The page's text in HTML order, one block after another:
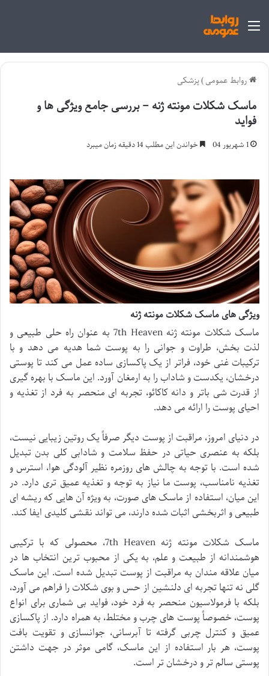
منو
روابط عمومی)پزشکی
ماسک شکلات مونته ژنه – بررسی جامع ویژگی ها و
فواید
1 شهریور 04 خواندن این مطلب 14 دقیقه زمان میبرد
ویژگی های ماسک شکلات مونته ژنه
ماسک شکلات مونته ژنه 7th Heaven به عنوان راه حلی طبیعی و
لذت بخش، طراوت و جوانی را به پوست شما هدیه می دهد و با
ترکیبات غنی خود، فراتر از یک پاکسازی ساده عمل می کند تا پوستی
درخشان، یکدست و شاداب را به ارمغان آورد. این ماسک با بهره گیری
از قدرت شی باتر و دانه کاکائو، تجربه ای منحصر به فرد از تغذیه و
احیای پوست را ارائه می دهد.
در دنیای امروز، مراقبت از پوست دیگر صرفاً یک روتین زیبایی نیست،
بلکه به عنصری حیاتی در حفظ سلامت و شادابی کلی بدن تبدیل
شده است. با توجه به چالش های روزمره نظیر آلودگی هوا، استرس و
تغذیه نامناسب، پوست ما نیاز به توجه و تغذیه عمیق تری دارد. در
این میان، استفاده از ماسک های صورت، به ویژه آن هایی که ریشه ای
طبیعی و اثربخشی اثبات شده دارند، می تواند نقشی کلیدی ایفا کند.
ماسک شکلات مونته ژنه 7th Heaven، محصولی که با ترکیبی
هوشمندانه از طبیعت و علم، به یکی از محبوب ترین انتخاب ها در
میان علاقه مندان به مراقبت از پوست تبدیل شده است. این ماسک
گلی نه تنها تجربه ای دلنشین از حس و بوی شکلات را فراهم می آورد،
بلکه با فرمولاسیون منحصر به فرد خود، فواید بی شماری برای انواع
پوست، خصوصاً پوست های چرب و مختلط، به همراه دارد. از پاکسازی
عمیق و کنترل چربی گرفته تا آبرسانی، جوانسازی و تقویت بافت
پوست، هر بار استفاده از این ماسک، گامی موثر در جهت داشتن
پوستی سالم تر و درخشان تر است.